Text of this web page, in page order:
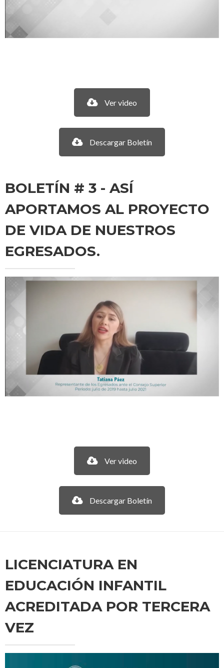
Ver video
Descargar Boletín
BOLETÍN # 3 - ASÍ
APORTAMOS AL PROYECTO
DE VIDA DE NUESTROS
EGRESADOS.
Ver video
Descargar Boletín
LICENCIATURA EN
EDUCACIÓN INFANTIL
ACREDITADA POR TERCERA
VEZ